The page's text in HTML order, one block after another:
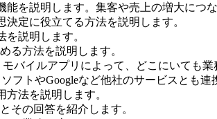
能を説明します。集客や売上の増大につ
定に役立てる方法を説明します。
説明します。
る方法を説明します。
バイルアプリによって、どこにいても
フトやGoogleなど他社のサービスとも連
法を説明します。
その回答を紹介します。